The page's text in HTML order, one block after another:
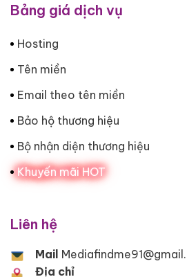
Bảng giá dịch vụ
Hosting
Tên miền
Email theo tên miền
Bảo hộ thương hiệu
Bộ nhận diện thương hiệu
Khuyến mãi HOT
Liên hệ
Mail
Địa chỉ